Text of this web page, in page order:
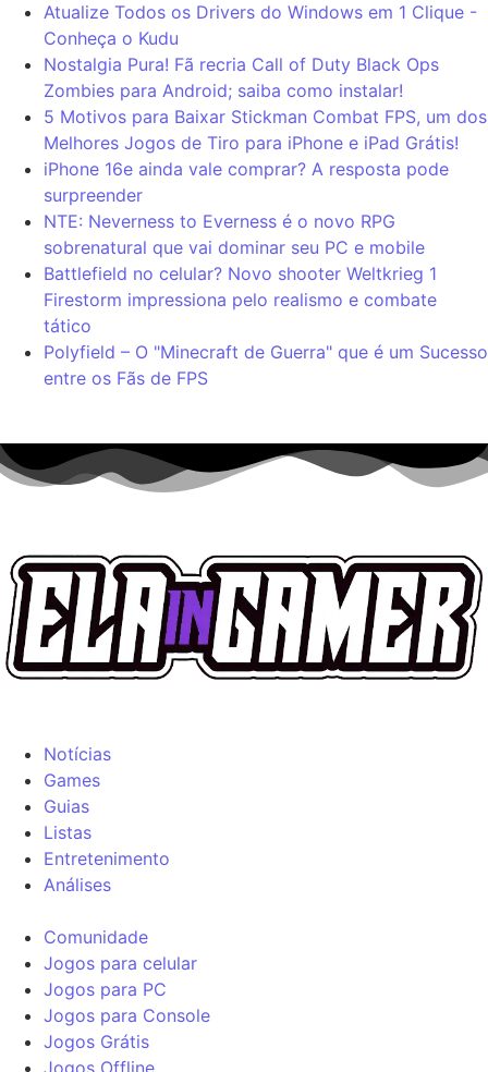
Atualize Todos os Drivers do Windows em 1 Clique -
Conheça o Kudu
Nostalgia Pura! Fã recria Call of Duty Black Ops
Zombies para Android; saiba como instalar!
5 Motivos para Baixar Stickman Combat FPS, um dos
Melhores Jogos de Tiro para iPhone e iPad Grátis!
iPhone 16e ainda vale comprar? A resposta pode
surpreender
NTE: Neverness to Everness é o novo RPG
sobrenatural que vai dominar seu PC e mobile
Battlefield no celular? Novo shooter Weltkrieg 1
Firestorm impressiona pelo realismo e combate
tático
Polyfield – O "Minecraft de Guerra" que é um Sucesso
entre os Fãs de FPS
Notícias
Games
Guias
Listas
Entretenimento
Análises
Comunidade
Jogos para celular
Jogos para PC
Jogos para Console
Jogos Grátis